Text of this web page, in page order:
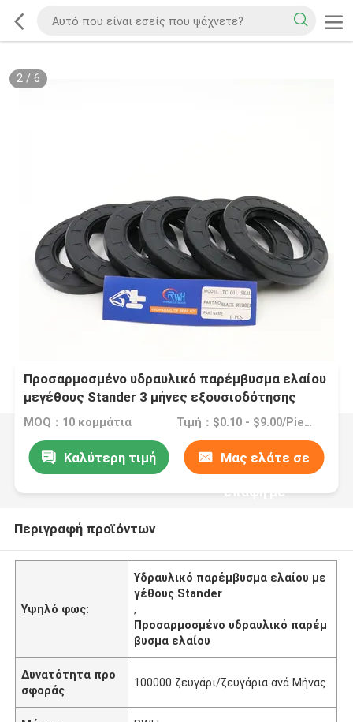
2/ 6
Προσαρμοσμένο υδραυλικό παρέμβυσμα ελαίου
μεγέθους Stander 3 μήνες εξουσιοδότησης
MOQ：10 κομμάτια Τιμή：$0.10 - $9.00/Pieces
Καλύτερη τιμή Μας ελάτε σε
επαφή με
Περιγραφή προϊόντων
Υψηλό φως:
Υδραυλικό παρέμβυσμα ελαίου με
γέθους Stander
,
Προσαρμοσμένο υδραυλικό παρέμ
βυσμα ελαίου
Δυνατότητα προ
σφοράς
100000 ζευγάρι/ζευγάρια ανά Μήνας